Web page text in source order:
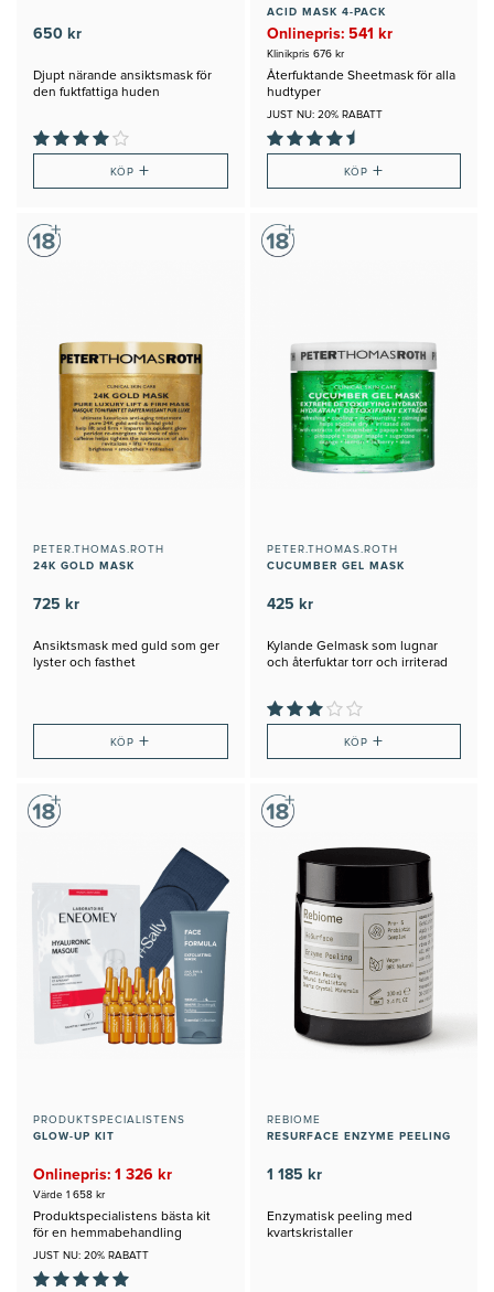
650 kr
Djupt närande ansiktsmask för
den fuktfattiga huden
KÖP+
ACID MASK 4-PACK
Onlinepris: 541 kr
Klinikpris 676 kr
Återfuktande Sheetmask för alla
hudtyper
JUST NU: 20% RABATT
KÖP +
PETER.THOMAS.ROTH
24K GOLD MASK
725 kr
Ansiktsmask med guld som ger
lyster och fasthet
KÖP+
PETER.THOMAS.ROTH
CUCUMBER GEL MASK
425 kr
Kylande Gelmask som lugnar
och återfuktar torr och irriterad
KÖP +
PRODUKTSPECIALISTENS
GLOW-UP KIT
Onlinepris: 1 326 kr
Värde 1 658 kr
Produktspecialistens bästa kit
för en hemmabehandling
JUST NU: 20% RABATT
REBIOME
RESURFACE ENZYME PEELING
1 185 kr
Enzymatisk peeling med
kvartskristaller